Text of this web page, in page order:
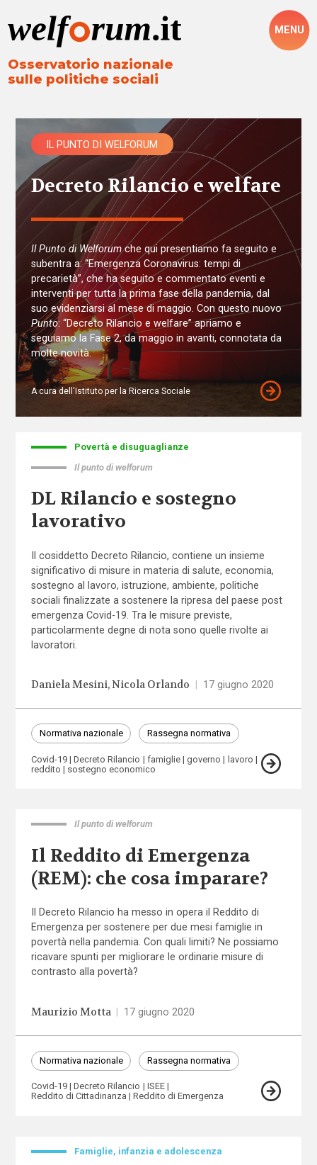
Osservatorio nazionale
sulle politiche sociali
MENU
IL PUNTO DI WELFORUM
Decreto Rilancio e welfare
Il Punto di Welforumche qui presentiamo fa seguito e
subentra a: “Emergenza Coronavirus: tempi di
precarietà”, che ha seguito e commentato eventi e
interventi per tutta la prima fase della pandemia, dal
suo evidenziarsi al mese di maggio. Con questo nuovo
Punto: “Decreto Rilancio e welfare” apriamo e
seguiamo la Fase 2, da maggio in avanti, connotata da
molte novità.
A cura dell'Istituto per la Ricerca Sociale
Povertà e disuguaglianze
Il punto di welforum
DL Rilancio e sostegno
lavorativo
Il cosiddetto Decreto Rilancio, contiene un insieme
significativo di misure in materia di salute, economia,
sostegno al lavoro, istruzione, ambiente, politiche
sociali finalizzate a sostenere la ripresa del paese post
emergenza Covid-19. Tra le misure previste,
particolarmente degne di nota sono quelle rivolte ai
lavoratori.
Daniela Mesini Nicola Orlando 17 giugno 2020
Normativa nazionale Rassegna normativa
Covid-19 Decreto Rilancio famiglie governo
lavoro
reddito
sostegno economico
Il punto di welforum
Il Reddito di Emergenza
(REM): che cosa imparare?
Il Decreto Rilancio ha messo in opera il Reddito di
Emergenza per sostenere per due mesi famiglie in
povertà nella pandemia. Con quali limiti? Ne possiamo
ricavare spunti per migliorare le ordinarie misure di
contrasto alla povertà?
Maurizio Motta 17 giugno 2020
Normativa nazionale Rassegna normativa
Covid-19 Decreto Rilancio
ISEE
Reddito di Cittadinanza
Reddito di Emergenza
Famiglie, infanzia e adolescenza